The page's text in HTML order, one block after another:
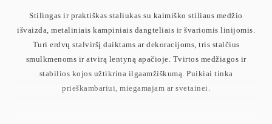
Stilingas ir praktiškas staliukas su kaimiško stiliaus medžio
išvaizda, metaliniais kampiniais dangteliais ir švariomis linijomis.
Turi erdvų stalviršį daiktams ar dekoracijoms, tris stalčius
smulkmenoms ir atvirą lentyną apačioje. Tvirtos medžiagos ir
stabilios kojos užtikrina ilgaamžiškumą. Puikiai tinka
prieškambariui, miegamajam ar svetainei.